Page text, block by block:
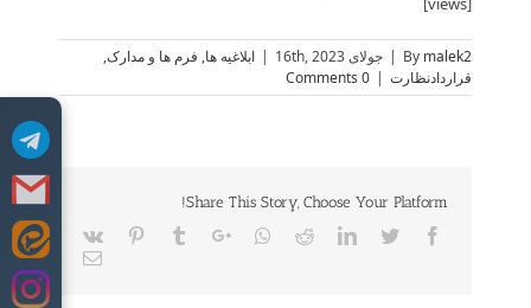
Skip
By malek2
| جولای 16th, 2023 | ابلاغیه ها, فرم ها و مدارک,
قراردادنظارت |
0 Comments
Share This Story, Choose Your Platform!
Facebook
Twitter
LinkedIn
Reddit
Whatsapp
Google+
Tumblr
Pinterest
Vk
Email